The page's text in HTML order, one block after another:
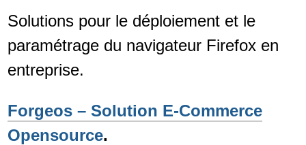
Solutions pour le déploiement et le
paramétrage du navigateur Firefox en
entreprise.
Forgeos – Solution E-Commerce
Opensource.